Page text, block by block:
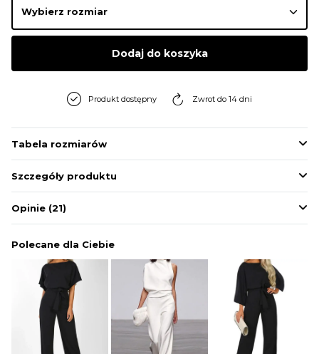
SWETRY
BIELIZNA
Dodaj do koszyka
Produkt dostępny Zwrot do 14 dni
Tabela rozmiarów
Szczegóły produktu
Opinie (21)
Polecane dla Ciebie